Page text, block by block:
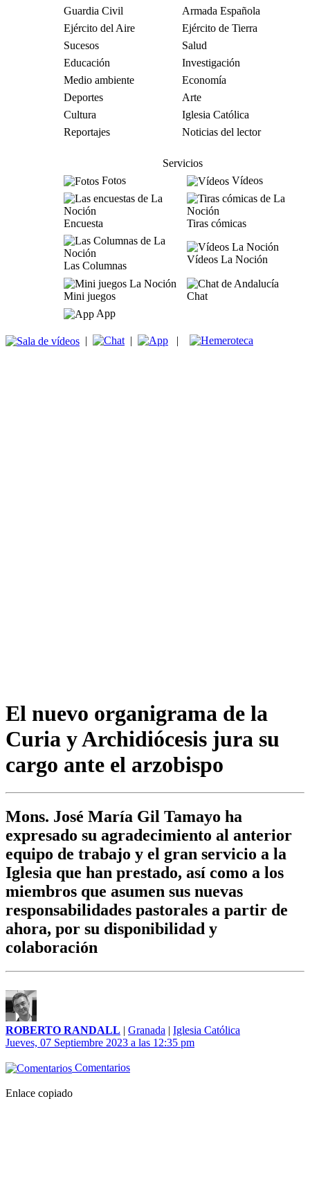
Guardia Civil
Armada Española
Ejército del Aire
Ejército de Tierra
Sucesos
Salud
Educación
Investigación
Medio ambiente
Economía
Deportes
Arte
Cultura
Iglesia Católica
Reportajes
Noticias del lector
Servicios
Fotos
Vídeos
Encuesta Tiras cómicas
Las Columnas
Vídeos La Noción
Mini juegos
Chat
App
| | |
El nuevo organigrama de la
Curia y Archidiócesis jura su
cargo ante el arzobispo
Mons. José María Gil Tamayo ha
expresado su agradecimiento al anterior
equipo de trabajo y el gran servicio a la
Iglesia que han prestado, así como a los
miembros que asumen sus nuevas
responsabilidades pastorales a partir de
ahora, por su disponibilidad y
colaboración
ROBERTO RANDALL | Granada | Iglesia Católica
Jueves, 07 Septiembre 2023 a las 12:35 pm
Comentarios
Enlace copiado